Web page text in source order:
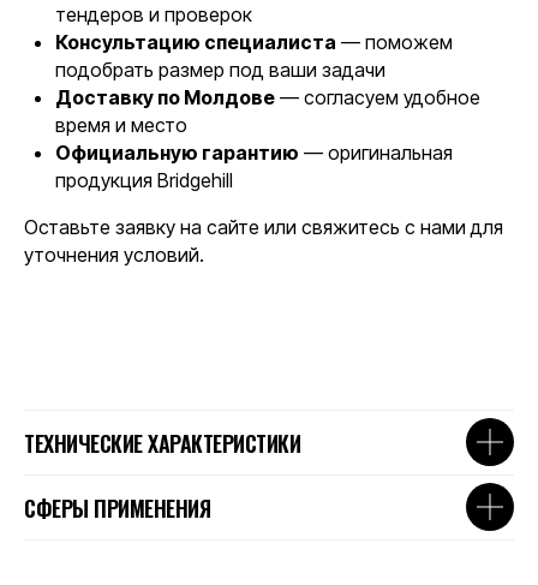
тендеров и проверок
Консультацию специалиста — поможем
подобрать размер под ваши задачи
Доставку по Молдове — согласуем удобное
время и место
Официальную гарантию — оригинальная
продукция Bridgehill
Оставьте заявку на сайте или свяжитесь с нами для
уточнения условий.
ТЕХНИЧЕСКИЕ ХАРАКТЕРИСТИКИ
СФЕРЫ ПРИМЕНЕНИЯ